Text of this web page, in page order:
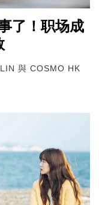
了！职场成
與 COSMO HK